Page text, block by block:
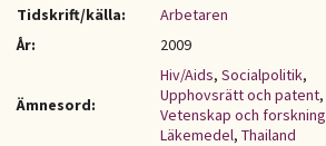
Tidskrift/källa:
Arbetaren
År:
2009
Ämnesord:
Hiv/Aids, Socialpolitik,
Upphovsrätt och patent,
Vetenskap och forskning
Läkemedel, Thailand